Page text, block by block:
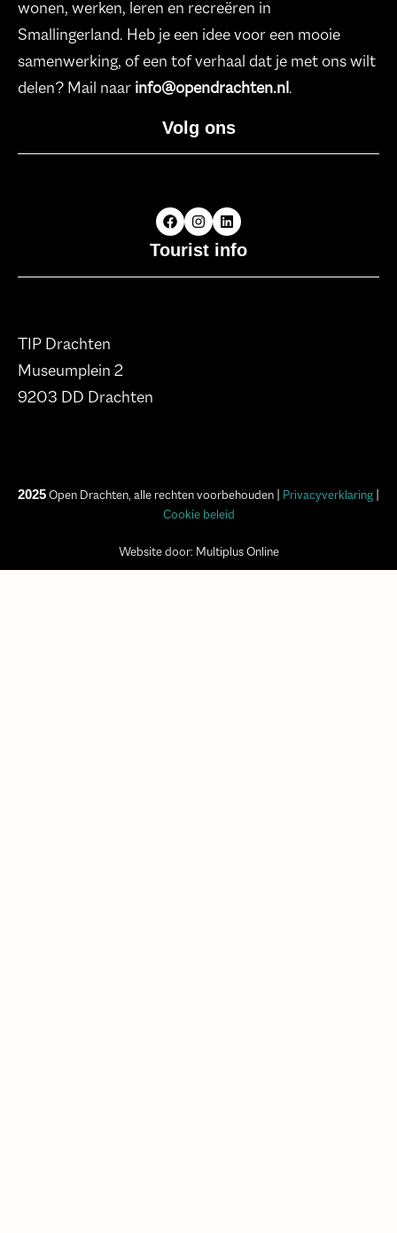
wonen, werken, leren en recreëren in
Smallingerland. Heb je een idee voor een mooie
samenwerking, of een tof verhaal dat je met ons wilt
delen? Mail naar info@opendrachten.nl.
Volg ons
Tourist info
TIP Drachten
Museumplein 2
9203 DD Drachten
2025Open Drachten, alle rechten voorbehouden | Privacyverklaring |
Cookie beleid
Website door: Multiplus Online